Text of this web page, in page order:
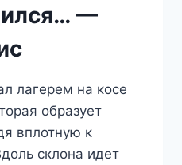
—
лагерем на косе
образует
вплотную к
склона идет